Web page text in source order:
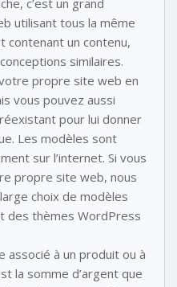
utilisant tous la même
contenant un contenu,
similaires.
propre site web en
vous pouvez aussi
pour lui donner
Les modèles sont
sur l’internet. Si vous
propre site web, nous
choix de modèles
des thèmes WordPress
associé à un produit ou à
la somme d’argent que